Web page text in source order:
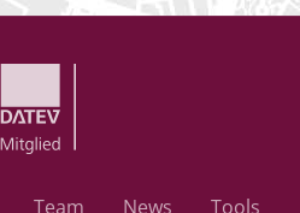
Team News Tools